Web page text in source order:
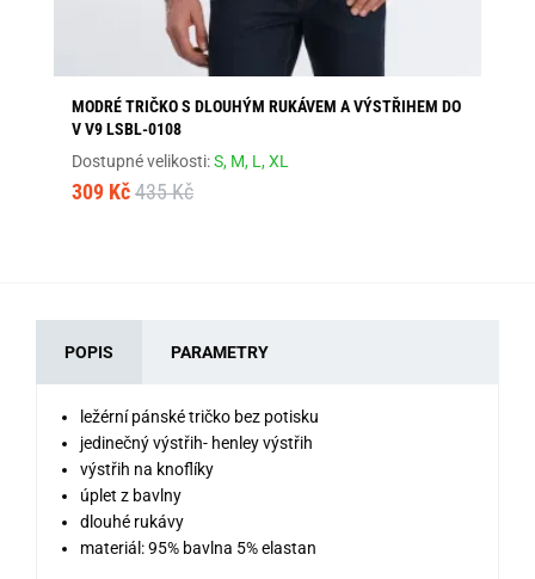
MODRÉ TRIČKO S DLOUHÝM RUKÁVEM A VÝSTŘIHEM DO
V V9 LSBL-0108
Dostupné velikosti:S, M, L,XL
309 Kč 435 Kč
POPIS PARAMETRY
ležérní pánské tričko bez potisku
jedinečný výstřih- henley výstřih
výstřih na knoflíky
úplet z bavlny
dlouhé rukávy
materiál: 95% bavlna 5% elastan